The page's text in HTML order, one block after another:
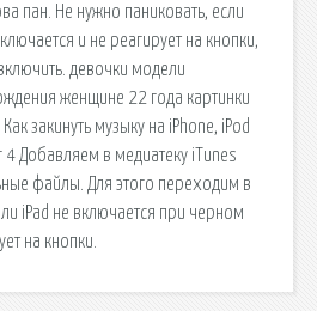
пан. Не нужно паниковать, если
и не реагирует на кнопки,
девочки модели
женщине 22 года картинки
закинуть музыку на iPhone, iPod
4 Добавляем в медиатеку iTunes
файлы. Для этого переходим в
iPad не включается при черном
на кнопки.